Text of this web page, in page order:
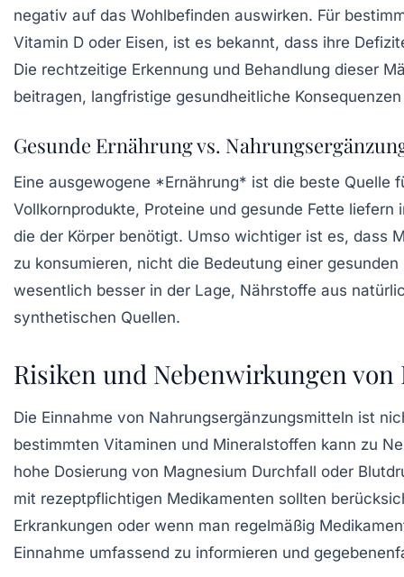
negativ auf das Wohlbefinden auswirken. Für
Vitamin D oder Eisen, ist es bekannt, dass ihre
Die rechtzeitige Erkennung und Behandlung dieser
beitragen, langfristige gesundheitliche
Gesunde Ernährung vs.
Eine ausgewogene *Ernährung* ist die beste Quelle
Vollkornprodukte, Proteine und gesunde Fette
die der Körper benötigt. Umso wichtiger ist es, dass
zu konsumieren, nicht die Bedeutung einer
wesentlich besser in der Lage, Nährstoffe aus
synthetischen Quellen.
Risiken und Nebenwirkungen
Die Einnahme von Nahrungsergänzungsmitteln ist
bestimmten Vitaminen und Mineralstoffen kann zu
hohe Dosierung von Magnesium Durchfall oder
mit rezeptpflichtigen Medikamenten sollten
Erkrankungen oder wenn man regelmäßig
Einnahme umfassend zu informieren und